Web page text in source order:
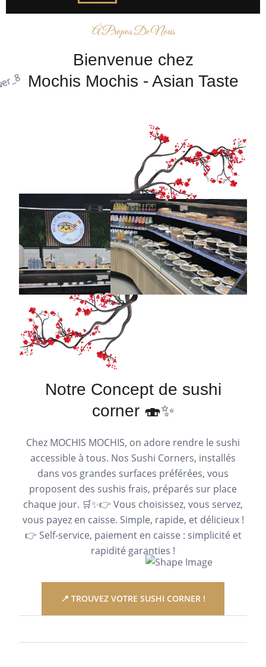
À Propos De Nous
Bienvenue chez
Mochis Mochis - Asian Taste
Notre Concept de sushi
corner 🍣✨
Chez MOCHIS MOCHIS, on adore rendre le sushi
accessible à tous. Nos Sushi Corners, installés
dans vos grandes surfaces préférées, vous
proposent des sushis frais, préparés sur place
chaque jour. 🛒✨👉 Vous choisissez, vous servez,
vous payez en caisse. Simple, rapide, et délicieux !
👉 Self-service, paiement en caisse : simplicité et
rapidité garanties !
📍 TROUVEZ VOTRE SUSHI CORNER !